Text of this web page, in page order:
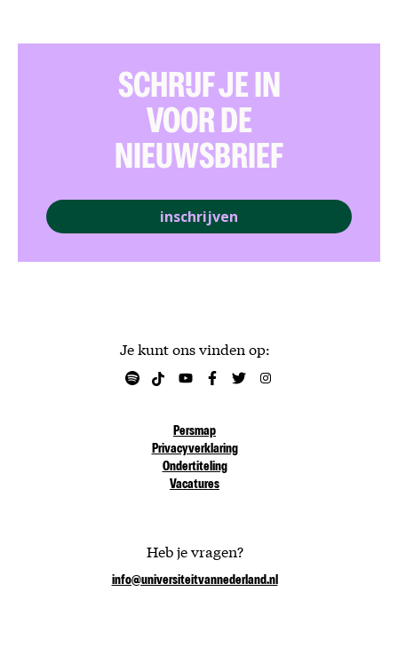
Je kunt ons vinden op:
Persmap
Privacyverklaring
Ondertiteling
Vacatures
Heb je vragen?
info@universiteitvannederland.nl
SCHRIJF JE IN
VOOR DE
NIEUWSBRIEF
inschrijven